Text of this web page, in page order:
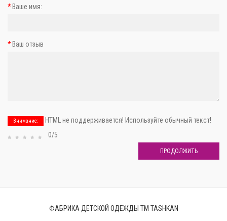
Ваше имя:
Ваш отзыв
Внимание:
HTML не поддерживается! Используйте обычный текст!
0/5
ПРОДОЛЖИТЬ
ФАБРИКА ДЕТСКОЙ ОДЕЖДЫ ТМ TASHKAN